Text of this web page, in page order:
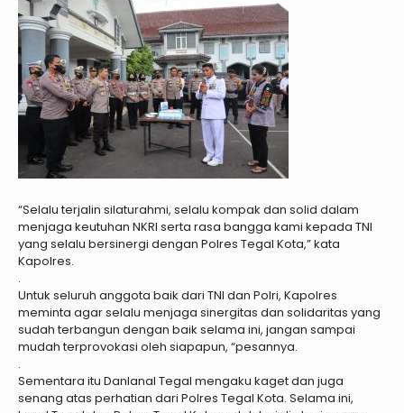
“Selalu terjalin silaturahmi, selalu kompak dan solid dalam
menjaga keutuhan NKRI serta rasa bangga kami kepada TNI
yang selalu bersinergi dengan Polres Tegal Kota,” kata
Kapolres.
.
Untuk seluruh anggota baik dari TNI dan Polri, Kapolres
meminta agar selalu menjaga sinergitas dan solidaritas yang
sudah terbangun dengan baik selama ini, jangan sampai
mudah terprovokasi oleh siapapun, “pesannya.
.
Sementara itu Danlanal Tegal mengaku kaget dan juga
senang atas perhatian dari Polres Tegal Kota. Selama ini,